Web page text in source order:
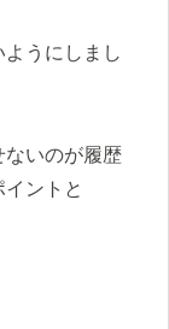
うにしまし
ないのが履歴
ントと